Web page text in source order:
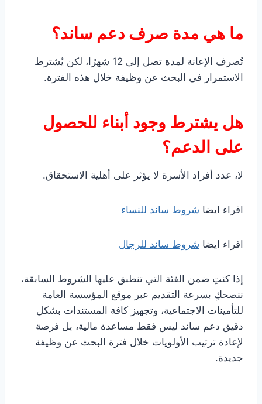
ما هي مدة صرف دعم ساند؟
تُصرف الإعانة لمدة تصل إلى 12 شهرًا، لكن يُشترط
الاستمرار في البحث عن وظيفة خلال هذه الفترة.
هل يشترط وجود أبناء للحصول
على الدعم؟
لا، عدد أفراد الأسرة لا يؤثر على أهلية الاستحقاق.
اقراء ايضا شروط ساند للنساء
اقراء ايضا شروط ساند للرجال
إذا كنتِ ضمن الفئة التي تنطبق عليها الشروط السابقة،
ننصحكِ بسرعة التقديم عبر موقع المؤسسة العامة
للتأمينات الاجتماعية، وتجهيز كافة المستندات بشكل
دقيق دعم ساند ليس فقط مساعدة مالية، بل فرصة
لإعادة ترتيب الأولويات خلال فترة البحث عن وظيفة
جديدة.